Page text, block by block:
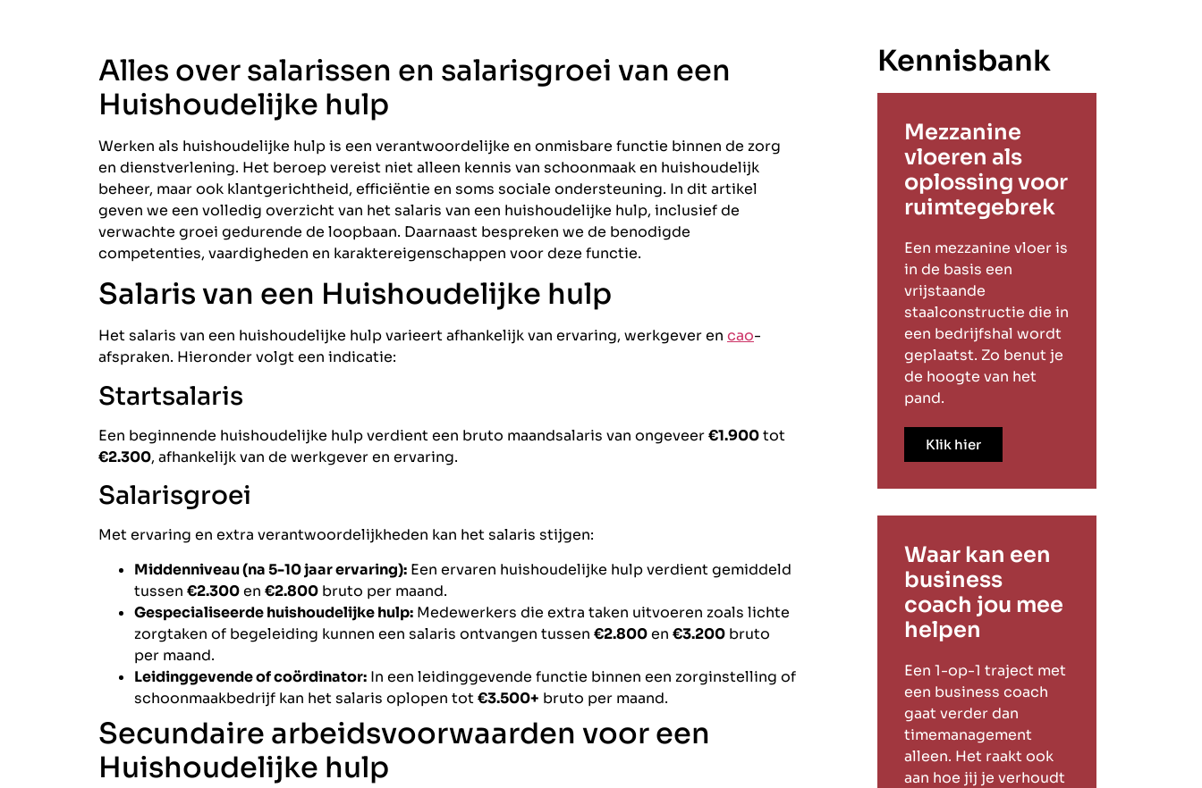
Alles over salarissen en salarisgroei van een
Huishoudelijke hulp
Werken als huishoudelijke hulp is een verantwoordelijke en onmisbare functie binnen de zorg
en dienstverlening. Het beroep vereist niet alleen kennis van schoonmaak en huishoudelijk
beheer, maar ook klantgerichtheid, efficiëntie en soms sociale ondersteuning. In dit artikel
geven we een volledig overzicht van het salaris van een huishoudelijke hulp, inclusief de
verwachte groei gedurende de loopbaan. Daarnaast bespreken we de benodigde
competenties, vaardigheden en karaktereigenschappen voor deze functie.
Salaris van een Huishoudelijke hulp
Het salaris van een huishoudelijke hulp varieert afhankelijk van ervaring, werkgever en cao-
afspraken. Hieronder volgt een indicatie:
Startsalaris
Een beginnende huishoudelijke hulp verdient een bruto maandsalaris van ongeveer€1.900tot
€2.300, afhankelijk van de werkgever en ervaring.
Salarisgroei
Met ervaring en extra verantwoordelijkheden kan het salaris stijgen:
Middenniveau (na 5-10 jaar ervaring): Een ervaren huishoudelijke hulp verdient gemiddeld
tussen €2.300en €2.800 bruto per maand.
Gespecialiseerde huishoudelijke hulp: Medewerkers die extra taken uitvoeren zoals lichte
zorgtaken of begeleiding kunnen een salaris ontvangen tussen €2.800en €3.200 bruto
per maand.
Leidinggevende of coördinator: In een leidinggevende functie binnen een zorginstelling of
schoonmaakbedrijf kan het salaris oplopen tot€3.500+ bruto per maand.
Secundaire arbeidsvoorwaarden voor een
Huishoudelijke hulp
Kennisbank
Mezzanine
vloeren als
oplossing voor
ruimtegebrek
Een mezzanine vloer is
in de basis een
vrijstaande
staalconstructie die in
een bedrijfshal wordt
geplaatst. Zo benut je
de hoogte van het
pand.
Klik hier
Waar kan een
business
coach jou mee
helpen
Een 1-op-1 traject met
een business coach
gaat verder dan
timemanagement
alleen. Het raakt ook
aan hoe jij je verhoudt